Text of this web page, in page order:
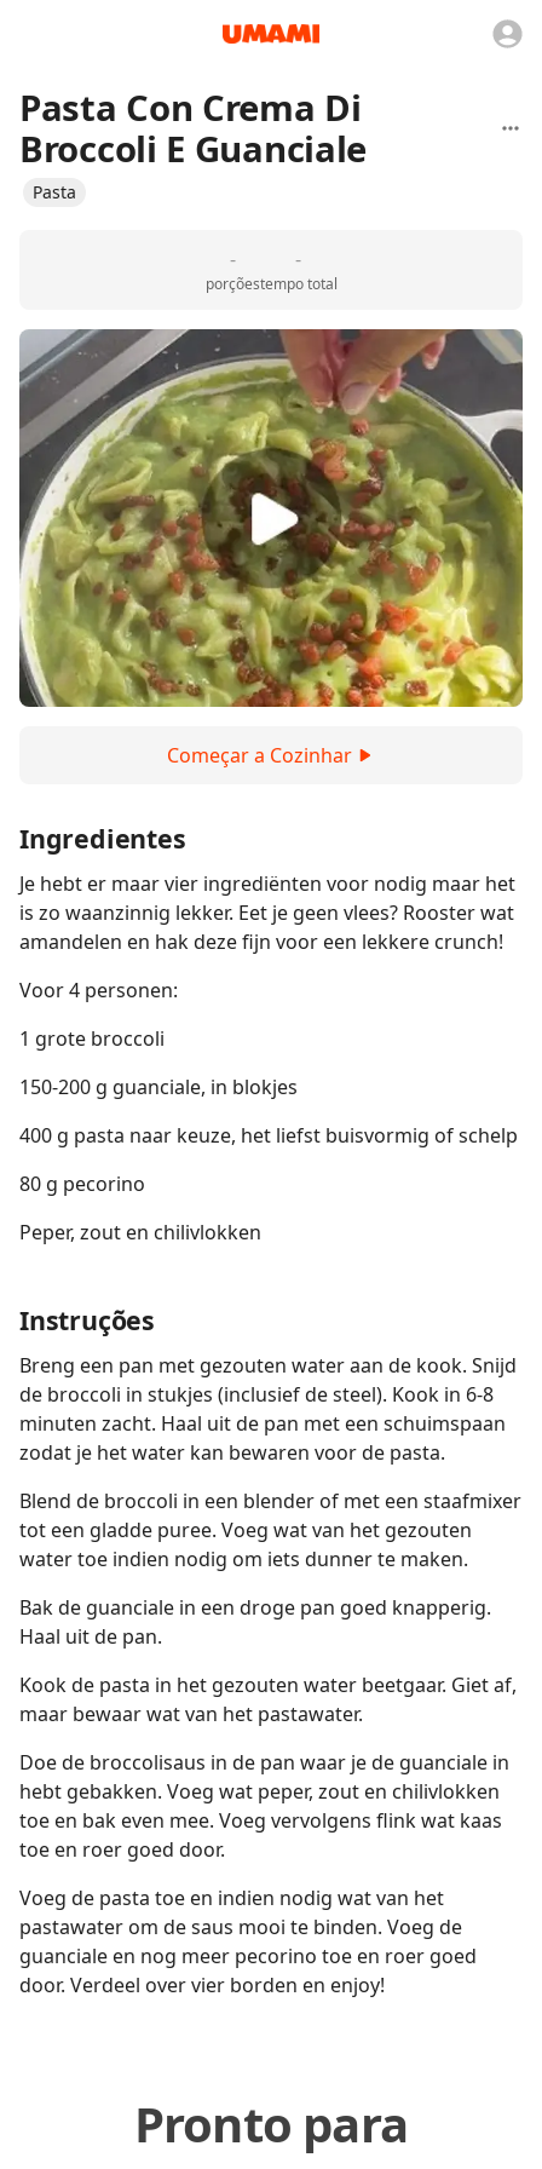
Pasta Con Crema Di
Broccoli E Guanciale
Pasta
-
porções
-
tempo total
Começar a Cozinhar
Ingredientes
Je hebt er maar vier ingrediënten voor nodig maar het
is zo waanzinnig lekker. Eet je geen vlees? Rooster wat
amandelen en hak deze fijn voor een lekkere crunch!
Voor 4 personen:
1 grote broccoli
150-200 g guanciale, in blokjes
400 g pasta naar keuze, het liefst buisvormig of schelp
80 g pecorino
Peper, zout en chilivlokken
Instruções
Breng een pan met gezouten water aan de kook. Snijd
de broccoli in stukjes (inclusief de steel). Kook in 6-8
minuten zacht. Haal uit de pan met een schuimspaan
zodat je het water kan bewaren voor de pasta.
Blend de broccoli in een blender of met een staafmixer
tot een gladde puree. Voeg wat van het gezouten
water toe indien nodig om iets dunner te maken.
Bak de guanciale in een droge pan goed knapperig.
Haal uit de pan.
Kook de pasta in het gezouten water beetgaar. Giet af,
maar bewaar wat van het pastawater.
Doe de broccolisaus in de pan waar je de guanciale in
hebt gebakken. Voeg wat peper, zout en chilivlokken
toe en bak even mee. Voeg vervolgens flink wat kaas
toe en roer goed door.
Voeg de pasta toe en indien nodig wat van het
pastawater om de saus mooi te binden. Voeg de
guanciale en nog meer pecorino toe en roer goed
door. Verdeel over vier borden en enjoy!
Pronto para